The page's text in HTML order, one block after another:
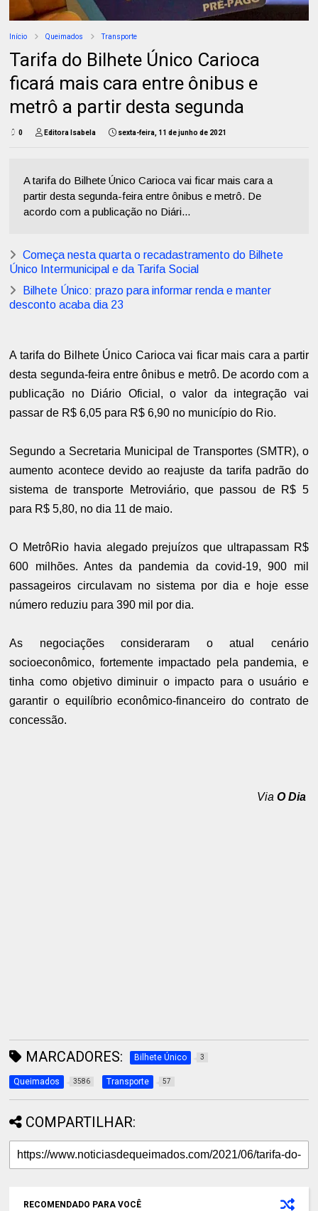
Início Queimados Transporte
Tarifa do Bilhete Único Carioca
ficará mais cara entre ônibus e
metrô a partir desta segunda
0 Editora Isabela sexta-feira, 11 de junho de 2021
A tarifa do Bilhete Único Carioca vai ficar mais cara a
partir desta segunda-feira entre ônibus e metrô. De
acordo com a publicação no Diári...
Começa nesta quarta o recadastramento do Bilhete
Único Intermunicipal e da Tarifa Social
Bilhete Único: prazo para informar renda e manter
desconto acaba dia 23
A tarifa do Bilhete Único Carioca vai ficar mais cara a partir
desta segunda-feira entre ônibus e metrô. De acordo com a
publicação no Diário Oficial, o valor da integração vai
passar de R$ 6,05 para R$ 6,90 no município do Rio.
Segundo a Secretaria Municipal de Transportes (SMTR), o
aumento acontece devido ao reajuste da tarifa padrão do
sistema de transporte Metroviário, que passou de R$ 5
para R$ 5,80, no dia 11 de maio.
O MetrôRio havia alegado prejuízos que ultrapassam R$
600 milhões. Antes da pandemia da covid-19, 900 mil
passageiros circulavam no sistema por dia e hoje esse
número reduziu para 390 mil por dia.
As negociações consideraram o atual cenário
socioeconômico, fortemente impactado pela pandemia, e
tinha como objetivo diminuir o impacto para o usuário e
garantir o equilíbrio econômico-financeiro do contrato de
concessão.
Via O Dia
MARCADORES: Bilhete Único 3
Queimados 3586 Transporte 57
COMPARTILHAR:
RECOMENDADO PARA VOCÊ